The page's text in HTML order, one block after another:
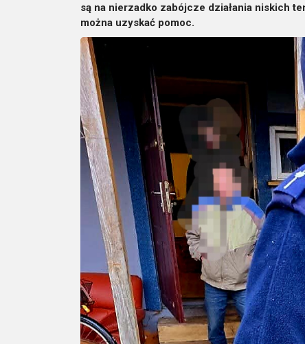
są na nierzadko zabójcze działania niskich
można uzyskać pomoc.